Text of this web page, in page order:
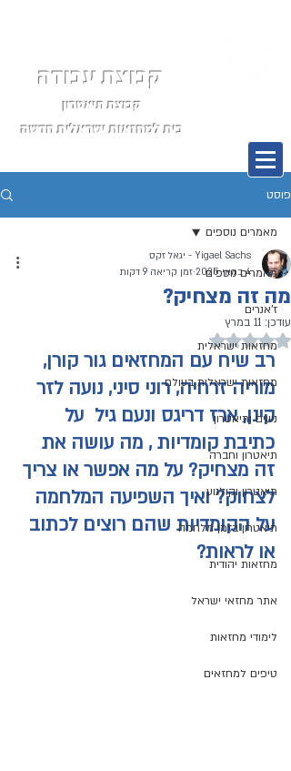
קבוצת עבודה
קבוצת תיאטרון
בית למחזאות ישראלית חדשה
תפריט
פוסט
מאמרים נוספים
ז'אנרים
מחזאות ישראלית
מחזאות ישראלית בעולם
נשים ותיאטרון
תיאטרון וחברה
תיאטרון וקולנוע
תיאטרון בזמן מלחמה
מחזאות יהודית
אתר מחזאי ישראל
לימודי מחזאות
טיפים למחזאים
מאמרים נוספים
מה זה מצחיק?
Yigael Sachs - יגאל זקס
4 במאי 2025
זמן קריאה 9 דקות
עודכן: 11 במרץ
דירוג של NaN מתוך 5 כוכבים
רב שיח עם המחזאים גור קורן,
מוריה זרחיה, רוני סיני, נועה לזר
קינן, ארז דריגס ונעם גיל  על
כתיבת קומדיות , מה עושה את
זה מצחיק? על מה אפשר או צריך
לצחוק? ואיך השפיעה המלחמה
על הקומדיות שהם רוצים לכתוב
או לראות?